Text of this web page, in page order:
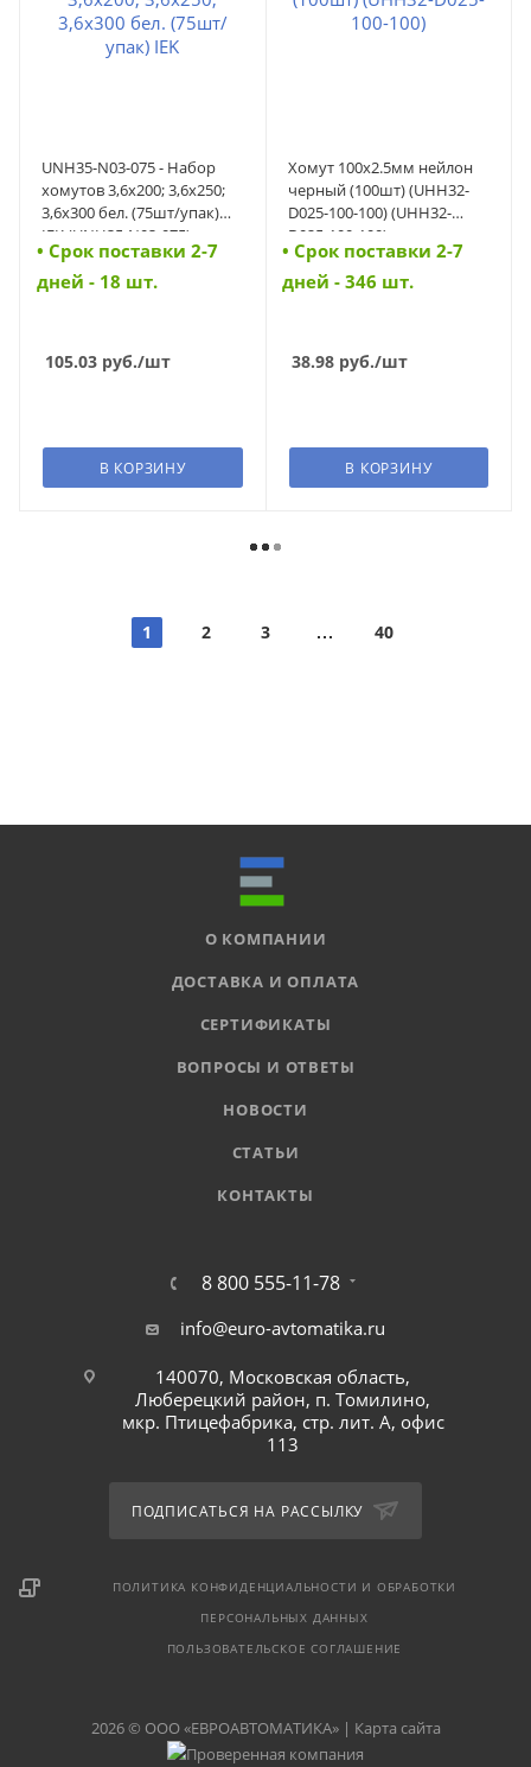
UNH35-N03-075 - Набор
хомутов 3,6х200; 3,6х250;
3,6х300 бел. (75шт/упак)
IEK (UNH35-N03-075)
• Cрок поставки 2-7
дней - 18 шт.
105.03 руб./шт
В КОРЗИНУ
Хомут 100х2.5мм нейлон
черный (100шт) (UHH32-
D025-100-100) (UHH32-
D025-100-100)
• Cрок поставки 2-7
дней - 346 шт.
38.98руб./шт
В КОРЗИНУ
1 2 3 40
О КОМПАНИИ
ДОСТАВКА И ОПЛАТА
СЕРТИФИКАТЫ
ВОПРОСЫ И ОТВЕТЫ
НОВОСТИ
СТАТЬИ
КОНТАКТЫ
8 800 555-11-78
info@euro-avtomatika.ru
140070, Московская область,
Люберецкий район, п. Томилино,
мкр. Птицефабрика, стр. лит. А, офис
113
ПОДПИСАТЬСЯ НА РАССЫЛКУ
ПОЛИТИКА КОНФИДЕНЦИАЛЬНОСТИ И ОБРАБОТКИ
ПЕРСОНАЛЬНЫХ ДАННЫХ
ПОЛЬЗОВАТЕЛЬСКОЕ СОГЛАШЕНИЕ
2026 © ООО «ЕВРОАВТОМАТИКА» | Карта сайта